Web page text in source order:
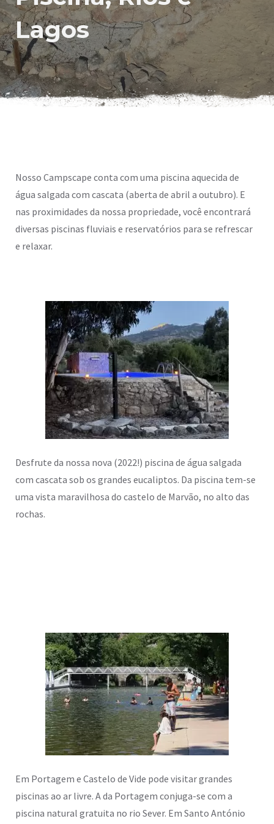
Lagos
Nosso Campscape conta com uma piscina aquecida de
água salgada com cascata (aberta de abril a outubro). E
nas proximidades da nossa propriedade, você encontrará
diversas piscinas fluviais e reservatórios para se refrescar
e relaxar.
Desfrute da nossa nova (2022!) piscina de água salgada
com cascata sob os grandes eucaliptos. Da piscina tem-se
uma vista maravilhosa do castelo de Marvão, no alto das
rochas.
Em Portagem e Castelo de Vide pode visitar grandes
piscinas ao ar livre. A da Portagem conjuga-se com a
piscina natural gratuita no rio Sever. Em Santo António